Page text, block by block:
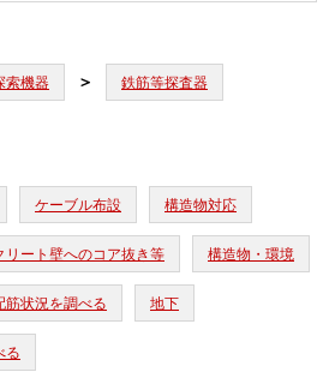
索機器 鉄筋等探査器
ケーブル布設 構造物対応
リート壁へのコア抜き等 構造物・環境
筋状況を調べる 地下
る